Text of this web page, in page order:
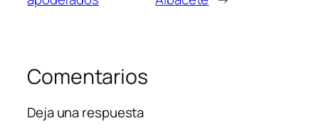
Comentarios
Deja una respuesta